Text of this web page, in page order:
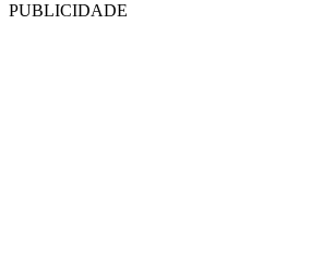
PUBLICIDADE